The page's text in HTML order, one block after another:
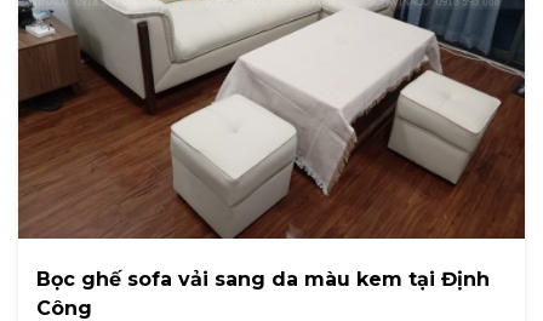
Bọc ghế sofa vải sang da màu kem tại Định
Công